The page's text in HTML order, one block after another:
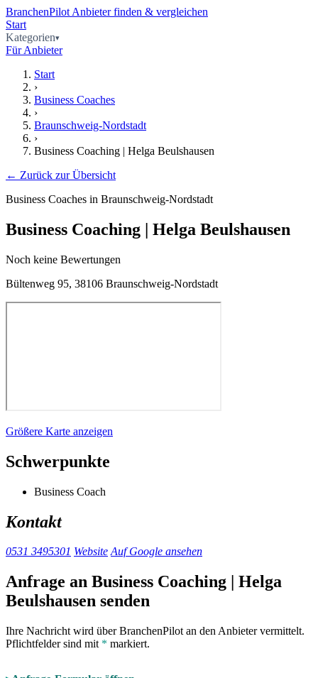
BranchenPilot Anbieter finden & vergleichen
Start
Kategorien
Für Anbieter
Start
›
Business Coaches
›
Braunschweig-Nordstadt
›
Business Coaching | Helga Beulshausen
← Zurück zur Übersicht
Business Coaches in Braunschweig-Nordstadt
Business Coaching | Helga Beulshausen
Noch keine Bewertungen
Bültenweg 95, 38106 Braunschweig-Nordstadt
Größere Karte anzeigen
Schwerpunkte
Business Coach
Kontakt
0531 3495301 Website Auf Google ansehen
Anfrage an Business Coaching | Helga
Beulshausen senden
Ihre Nachricht wird über BranchenPilot an den Anbieter vermittelt.
Pflichtfelder sind mit * markiert.